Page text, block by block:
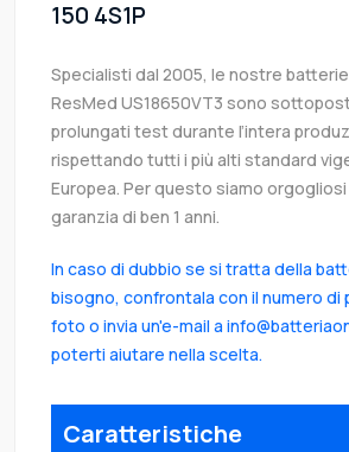
150 4S1P
Specialisti dal 2005, le nostre
ResMed US18650VT3 sono
prolungati test durante l’intera
rispettando tutti i più alti standard
Europea. Per questo siamo
garanzia di ben 1 anni.
In caso di dubbio se si tratta della
bisogno, confrontala con il numero di
foto o invia un'e-mail a
poterti aiutare nella scelta.
Caratteristiche